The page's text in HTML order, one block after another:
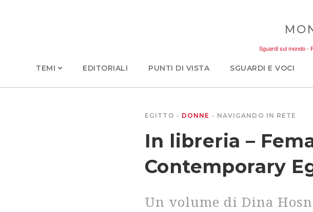
Sguardi sul mondo -
TEMI EDITORIALI PUNTI DI VISTA SGUARDI E VOCI
EGITTO DONNE NAVIGANDO IN RETE
In libreria –
Contemporary
Un volume di Dina